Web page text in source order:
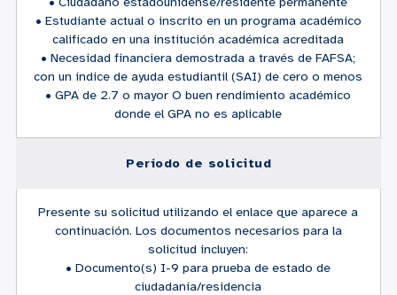
• Estudiante actual o inscrito en un programa académico
calificado en una institución académica acreditada
• Necesidad financiera demostrada a través de FAFSA;
con un índice de ayuda estudiantil (SAI) de cero o menos
• GPA de 2.7 o mayor O buen rendimiento académico
donde el GPA no es aplicable
Período de solicitud
Presente su solicitud utilizando el enlace que aparece a
continuación. Los documentos necesarios para la
solicitud incluyen:
• Documento(s) I-9 para prueba de estado de
ciudadanía/residencia